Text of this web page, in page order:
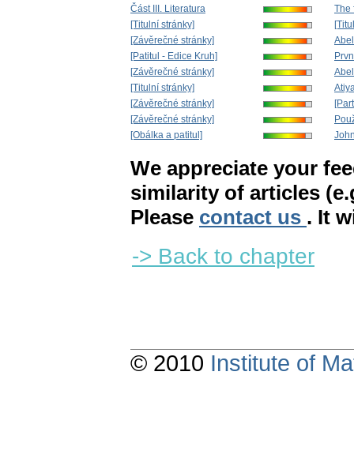
Část III. Literatura
[Titulní stránky]
[Závěrečné stránky]
[Patitul - Edice Kruh]
[Závěrečné stránky]
[Titulní stránky]
[Závěrečné stránky]
[Závěrečné stránky]
[Obálka a patitul]
The
We appreciate your
similarity of articles
Please contact us . It
-> Back to chapter
© 2010 Institute of